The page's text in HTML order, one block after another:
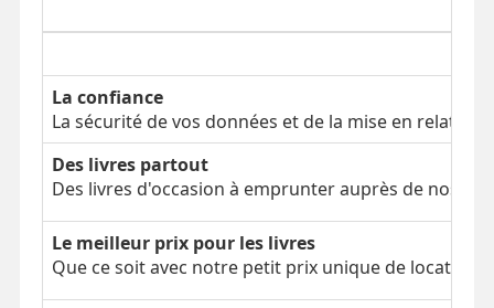
La confiance
La sécurité de vos données et de la mise en relation
Des livres partout
Des livres d'occasion à emprunter auprès de nos
Le meilleur prix pour les livres
Que ce soit avec notre petit prix unique de location